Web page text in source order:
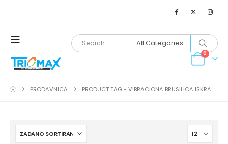
0
PRODAVNICA PRODUCT TAG -VIBRACIONA BRUSILICA ISKRA